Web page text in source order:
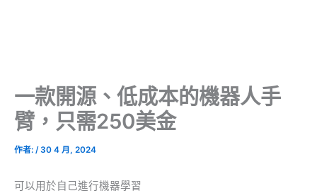
一款開源、低成本的機器人手
臂，只需250美金
作者: /30 4 月, 2024
可以用於自己進行機器學習